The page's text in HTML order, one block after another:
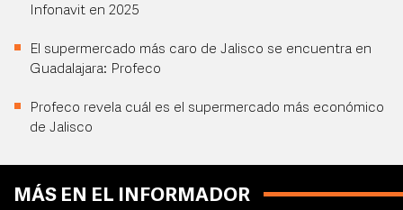
Infonavit en 2025
El supermercado más caro de Jalisco se encuentra en
Guadalajara: Profeco
Profeco revela cuál es el supermercado más económico
de Jalisco
MÁS EN EL INFORMADOR